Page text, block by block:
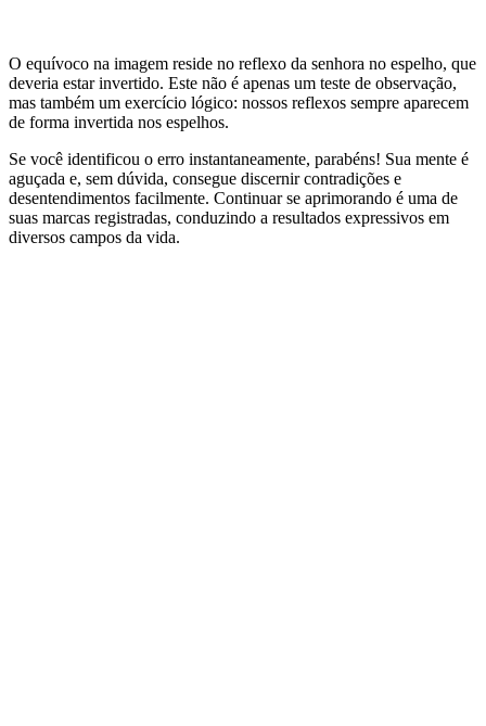
O equívoco na imagem reside no reflexo da senhora no espelho, que
deveria estar invertido. Este não é apenas um teste de observação,
mas também um exercício lógico: nossos reflexos sempre aparecem
de forma invertida nos espelhos.
Se você identificou o erro instantaneamente, parabéns! Sua mente é
aguçada e, sem dúvida, consegue discernir contradições e
desentendimentos facilmente. Continuar se aprimorando é uma de
suas marcas registradas, conduzindo a resultados expressivos em
diversos campos da vida.